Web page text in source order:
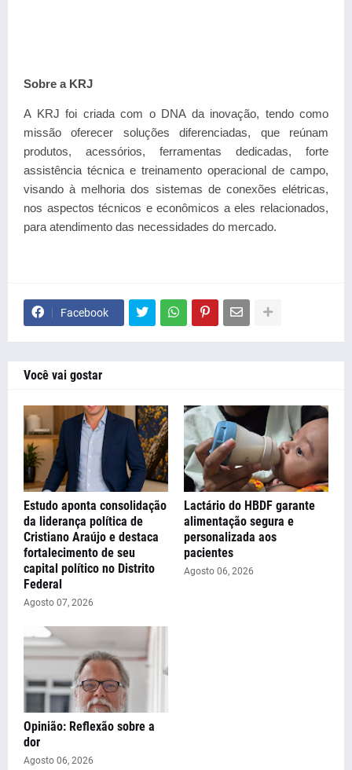
Sobre a KRJ
A KRJ foi criada com o DNA da inovação, tendo como
missão oferecer soluções diferenciadas, que reúnam
produtos, acessórios, ferramentas dedicadas, forte
assistência técnica e treinamento operacional de campo,
visando à melhoria dos sistemas de conexões elétricas,
nos aspectos técnicos e econômicos a eles relacionados,
para atendimento das necessidades do mercado.
Facebook
Você vai gostar
Estudo aponta consolidação
da liderança política de
Cristiano Araújo e destaca
fortalecimento de seu
capital político no Distrito
Federal
Agosto 07, 2026
Lactário do HBDF garante
alimentação segura e
personalizada aos
pacientes
Agosto 06, 2026
Opinião: Reflexão sobre a
dor
Agosto 06, 2026